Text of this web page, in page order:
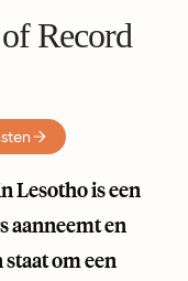
Record
Lesotho is een
aanneemt en
om een